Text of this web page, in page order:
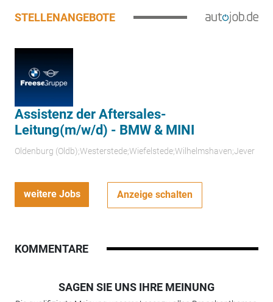
STELLENANGEBOTE
Assistenz der Aftersales-
Leitung(m/w/d) - BMW & MINI
Oldenburg (Oldb);Westerstede;Wiefelstede;Wilhelmshaven;Jever
weitere Jobs Anzeige schalten
KOMMENTARE
SAGEN SIE UNS IHRE MEINUNG